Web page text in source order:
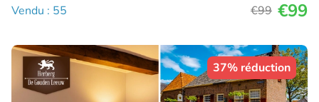
Vendu : 55
€99 €99
37% réduction